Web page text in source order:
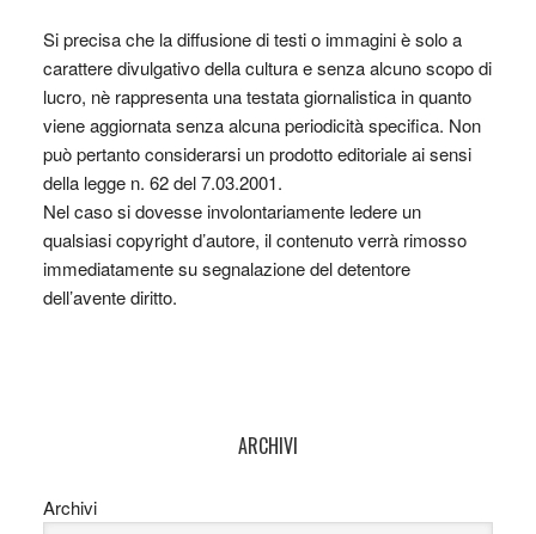
Si precisa che la diffusione di testi o immagini è solo a
carattere divulgativo della cultura e senza alcuno scopo di
lucro, nè rappresenta una testata giornalistica in quanto
viene aggiornata senza alcuna periodicità specifica. Non
può pertanto considerarsi un prodotto editoriale ai sensi
della legge n. 62 del 7.03.2001.
Nel caso si dovesse involontariamente ledere un
qualsiasi copyright d’autore, il contenuto verrà rimosso
immediatamente su segnalazione del detentore
dell’avente diritto.
ARCHIVI
Archivi